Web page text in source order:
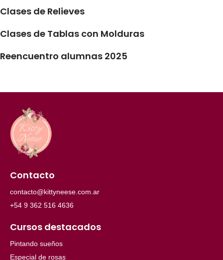
Clases de Relieves
Clases de Tablas con Molduras
Reencuentro alumnas 2025
Contacto
contacto@kittyneese.com.ar
+54 9 362 516 4636
Cursos destacados
Pintando sueños
Especial de rosas